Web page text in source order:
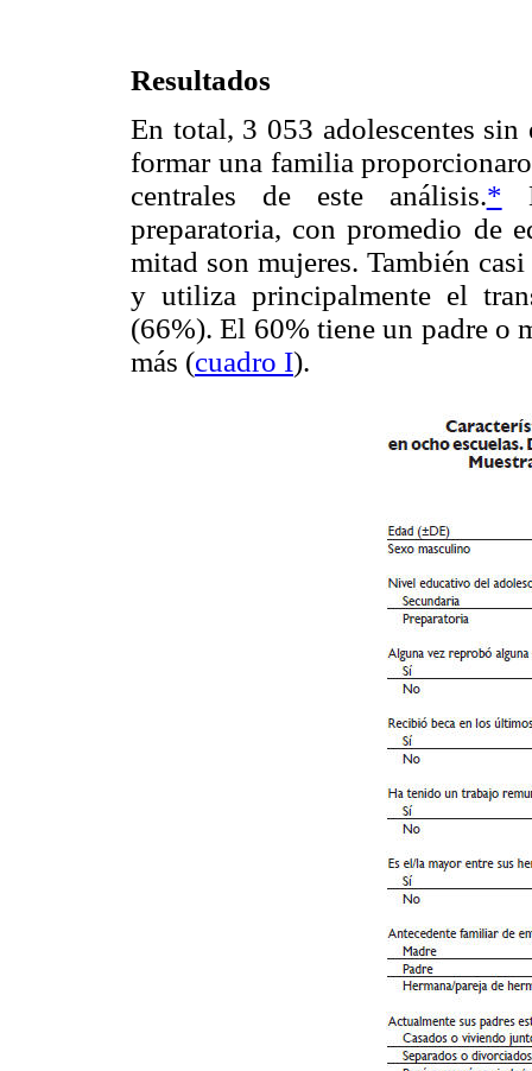
Resultados
En total, 3 053 adolescentes sin
formar una familia
centrales de este análisis.*
preparatoria, con promedio de
mitad son mujeres. También
y utiliza principalmente el
(66%). El 60% tiene un padre o
más (cuadro I).